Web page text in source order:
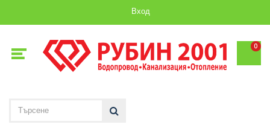
Вход
0